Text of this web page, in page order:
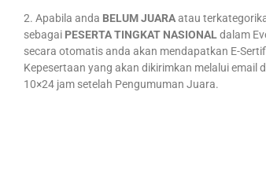
2. Apabila anda BELUM JUARAatau
sebagai PESERTA TINGKAT NASIONALdalam
secara otomatis anda akan mendapatkan E-
Kepesertaan yang akan dikirimkan melalui email
10×24 jam setelah Pengumuman Juara.